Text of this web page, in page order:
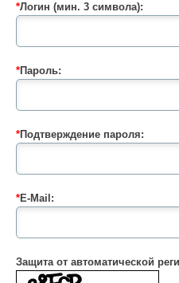
*Логин (мин. 3 символа):
*Пароль:
*Подтверждение пароля:
*E-Mail:
Защита от автоматической